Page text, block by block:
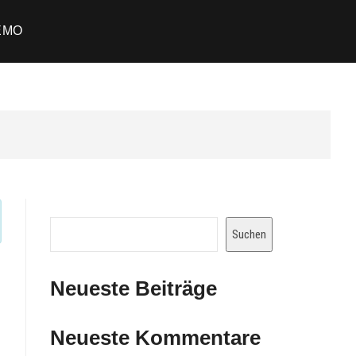
Suchen
Neueste Beiträge
Neueste Kommentare